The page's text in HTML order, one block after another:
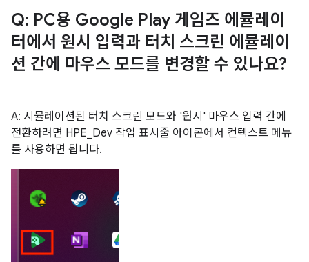
Q: PC용 Google Play 게임즈 에뮬레이
터에서 원시 입력과 터치 스크린 에뮬레이
션 간에 마우스 모드를 변경할 수 있나요?
A: 시뮬레이션된 터치 스크린 모드와 '원시' 마우스 입력 간에
전환하려면 HPE_Dev 작업 표시줄 아이콘에서 컨텍스트 메뉴
를 사용하면 됩니다.